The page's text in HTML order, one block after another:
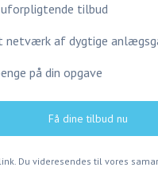
tilbud
netværk af dygtige
på din opgave
Få dine tilbud nu
Du videresendes til vores